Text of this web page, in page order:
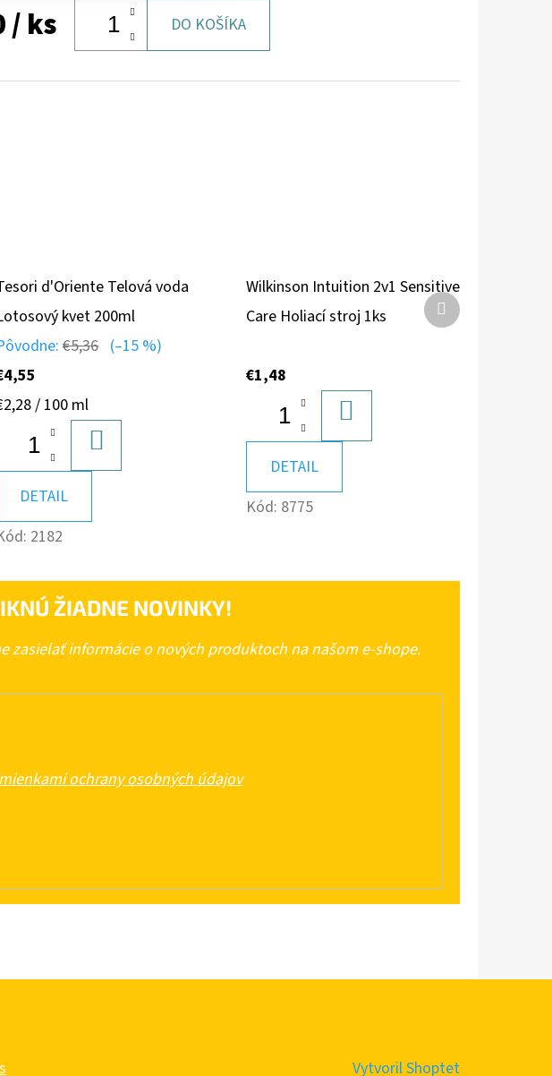
/ ks DO KOŠÍKA
d'Oriente Telová voda
kvet 200ml
€5,36 (–15 %)
cena:
/ 100 ml
KOŠÍKA
DETAIL
2182
Wilkinson Intuition 2v1 Sensitive
Care Holiací stroj 1ks
€1,48
KOŠÍKA
DETAIL
Kód: 8775
Ďalší
produkt
ŽIADNE NOVINKY!
zasielať informácie o nových produktoch na našom e-shope.
ochrany osobných údajov
Vytvoril Shoptet